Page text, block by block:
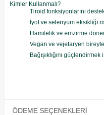
Kimler Kullanmalı?
Tiroid fonksiyonlarını
İyot ve selenyum eksikliği
Hamilelik ve emzirme
Vegan ve vejetaryen
Bağışıklığını
ÖDEME SEÇENEKLERI